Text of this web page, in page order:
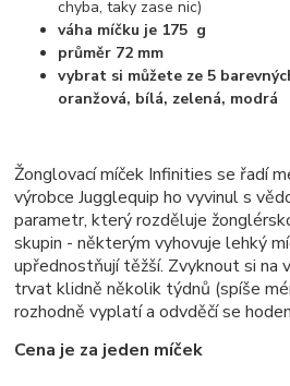
chyba, taky zase nic)
váha míčku je 175 g
průměr 72 mm
vybrat si můžete ze 5
oranžová, bílá, zelená, modrá
Žonglovací míček Infinities se řadí
výrobce Jugglequip ho vyvinul s
parametr, který rozděluje
skupin - některým vyhovuje lehký
upřednostňují těžší. Zvyknout si na
trvat klidně několik týdnů (spíše
rozhodně vyplatí a odvděčí se
Cena je za jeden míček